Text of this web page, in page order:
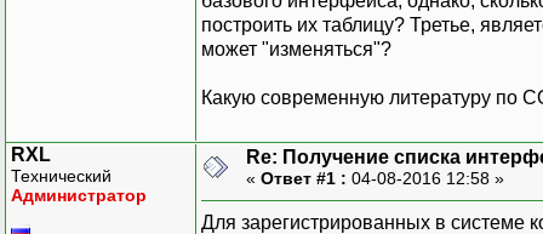
построить их таблицу? Третье,
может "изменяться"?
Какую современную литературу по
RXL
Технический
Администратор
Re: Получение списка
« Ответ #1 : 04-08-2016 12:58 »
Для зарегистрированных в системе